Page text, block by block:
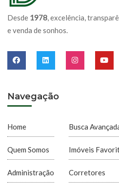
Desde 1978, excelência,
e venda de sonhos.
Navegação
Home
Quem Somos
Administração
Busca
Imóveis
Corretores